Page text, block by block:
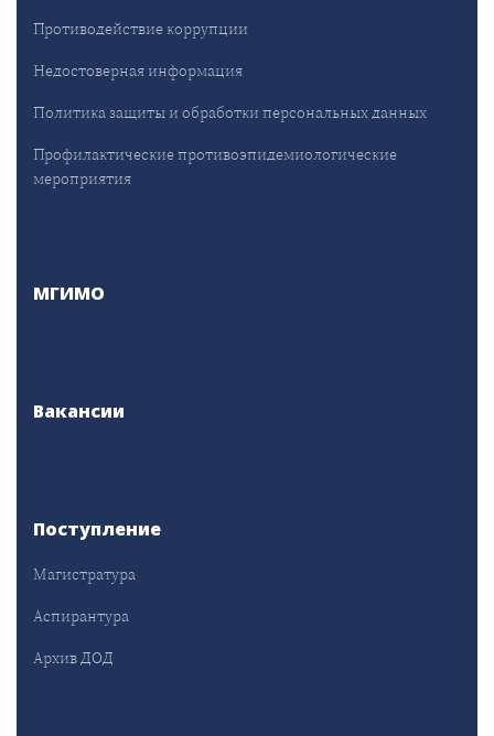
Противодействие коррупции
Недостоверная информация
Политика защиты и обработки персональных данных
Профилактические противоэпидемиологические
мероприятия
МГИМО
Вакансии
Поступление
Магистратура
Аспирантура
Архив ДОД